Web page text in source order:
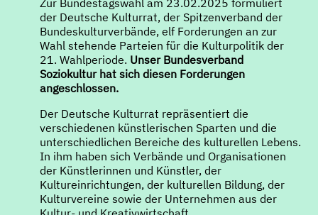
der Deutsche Kulturrat, der Spitzenverband der
Bundeskulturverbände, elf Forderungen an zur
Wahl stehende Parteien für die Kulturpolitik der
21. Wahlperiode. Unser Bundesverband
Soziokultur hat sich diesen Forderungen
angeschlossen.
Der Deutsche Kulturrat repräsentiert die
verschiedenen künstlerischen Sparten und die
unterschiedlichen Bereiche des kulturellen Lebens.
In ihm haben sich Verbände und Organisationen
der Künstlerinnen und Künstler, der
Kultureinrichtungen, der kulturellen Bildung, der
Kulturvereine sowie der Unternehmen aus der